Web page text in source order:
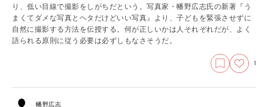
り、低い目線で撮影をしがちだという。写真家・幡野広志氏の新著『う
まくてダメな写真とヘタだけどいい写真』より、子どもを緊張させずに
自然に撮影する方法を伝授する。何が正しいかは人それぞれだが、よく
語られる原則に従う必要は必ずしもなさそうだ。
1
幡野広志